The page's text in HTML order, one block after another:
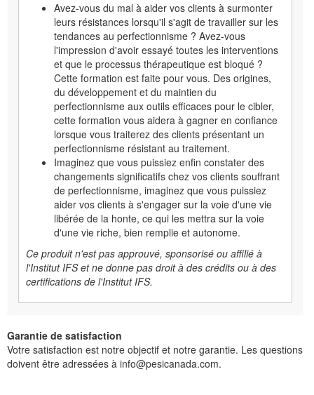
Avez-vous du mal à aider vos clients à surmonter
leurs résistances lorsqu'il s'agit de travailler sur les
tendances au perfectionnisme ? Avez-vous
l'impression d'avoir essayé toutes les interventions
et que le processus thérapeutique est bloqué ?
Cette formation est faite pour vous. Des origines,
du développement et du maintien du
perfectionnisme aux outils efficaces pour le cibler,
cette formation vous aidera à gagner en confiance
lorsque vous traiterez des clients présentant un
perfectionnisme résistant au traitement.
Imaginez que vous puissiez enfin constater des
changements significatifs chez vos clients souffrant
de perfectionnisme, imaginez que vous puissiez
aider vos clients à s'engager sur la voie d'une vie
libérée de la honte, ce qui les mettra sur la voie
d'une vie riche, bien remplie et autonome.
Ce produit n'est pas approuvé, sponsorisé ou affilié à
l'Institut IFS et ne donne pas droit à des crédits ou à des
certifications de l'Institut IFS.
Garantie de satisfaction
Votre satisfaction est notre objectif et notre garantie. Les questions
doivent être adressées à info@pesicanada.com.